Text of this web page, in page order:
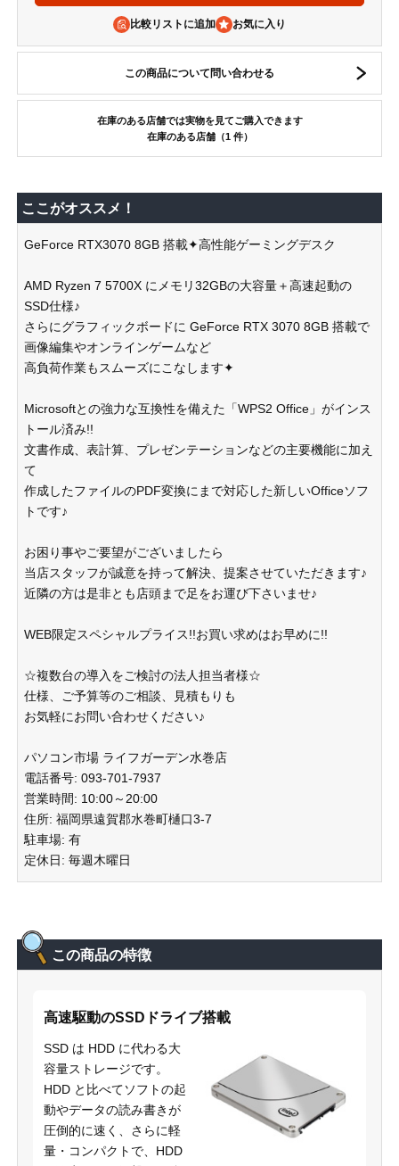
比較リストに追加
この商品について問い合わせる
在庫のある店舗では実物を見てご購入できます
在庫のある店舗（1 件）
ここがオススメ！
GeForce RTX3070 8GB 搭載✦高性能ゲーミングデスク
AMD Ryzen 7 5700X にメモリ32GBの大容量＋高速起動の
SSD仕様♪
さらにグラフィックボードに GeForce RTX 3070 8GB 搭載で
画像編集やオンラインゲームなど
高負荷作業もスムーズにこなします✦
Microsoftとの強力な互換性を備えた「WPS2 Office」がインス
トール済み!!
文書作成、表計算、プレゼンテーションなどの主要機能に加え
て
作成したファイルのPDF変換にまで対応した新しいOfficeソフ
トです♪
お困り事やご要望がございましたら
当店スタッフが誠意を持って解決、提案させていただきます♪
近隣の方は是非とも店頭まで足をお運び下さいませ♪
WEB限定スペシャルプライス!!お買い求めはお早めに!!
☆複数台の導入をご検討の法人担当者様☆
仕様、ご予算等のご相談、見積もりも
お気軽にお問い合わせください♪
パソコン市場 ライフガーデン水巻店
電話番号: 093-701-7937
営業時間: 10:00～20:00
住所: 福岡県遠賀郡水巻町樋口3-7
駐車場: 有
定休日: 毎週木曜日
この商品の特徴
高速駆動のSSDドライブ搭載
SSD は HDD に代わる大
容量ストレージです。
HDD と比べてソフトの起
動やデータの読み書きが
圧倒的に速く、さらに軽
量・コンパクトで、HDD